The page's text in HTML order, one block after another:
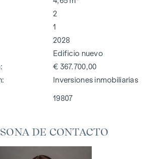
2
1
2028
Edificio nuevo
€ 367.700,00
Inversiones inmobiliarias
19807
DE CONTACTO